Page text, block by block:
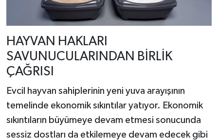
HAYVAN HAKLARI
SAVUNUCULARINDAN BİRLİK
ÇAĞRISI
Evcil hayvan sahiplerinin yeni yuva arayışının
temelinde ekonomik sıkıntılar yatıyor. Ekonomik
sıkıntıların büyümeye devam etmesi sonucunda
sessiz dostları da etkilemeye devam edecek gibi